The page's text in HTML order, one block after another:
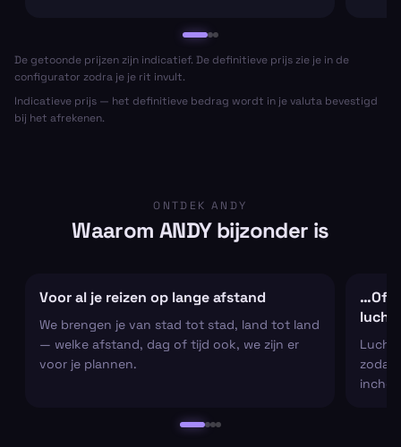
De getoonde prijzen zijn indicatief. De definitieve prijs zie je in de
configurator zodra je je rit invult.
Indicatieve prijs — het definitieve bedrag wordt in je valuta bevestigd
bij het afrekenen.
ONTDEK ANDY
Waarom ANDY bijzonder is
Voor al je reizen op lange afstand
We brengen je van stad tot stad, land tot land
— welke afstand, dag of tijd ook, we zijn er
voor je plannen.
…Of
zodat